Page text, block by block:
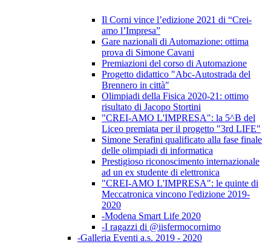
Il Corni vince l’edizione 2021 di “Crei-
amo l’Impresa”
Gare nazionali di Automazione: ottima
prova di Simone Cavani
Premiazioni del corso di Automazione
Progetto didattico "Abc-Autostrada del
Brennero in città"
Olimpiadi della Fisica 2020-21: ottimo
risultato di Jacopo Stortini
"CREI-AMO L'IMPRESA": la 5^B del
Liceo premiata per il progetto "3rd LIFE"
Simone Serafini qualificato alla fase finale
delle olimpiadi di informatica
Prestigioso riconoscimento internazionale
ad un ex studente di elettronica
"CREI-AMO L'IMPRESA": le quinte di
Meccatronica vincono l'edizione 2019-
2020
-Modena Smart Life 2020
-I ragazzi di @iisfermocornimo
-Galleria Eventi a.s. 2019 - 2020